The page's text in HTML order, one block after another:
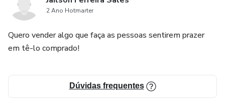
2 Ano Hotmarter
Quero vender algo que faça as pessoas sentirem prazer
em tê-lo comprado!
Dúvidas frequentes